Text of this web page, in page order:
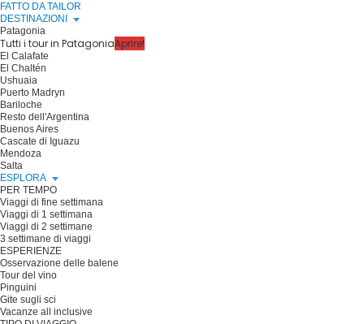
FATTO DA TAILOR
DESTINAZIONI
Patagonia
Tutti i tour in PatagoniaAprire!
El Calafate
El Chaltén
Ushuaia
Puerto Madryn
Bariloche
Resto dell'Argentina
Buenos Aires
Cascate di Iguazu
Mendoza
Salta
ESPLORA
PER TEMPO
Viaggi di fine settimana
Viaggi di 1 settimana
Viaggi di 2 settimane
3 settimane di viaggi
ESPERIENZE
Osservazione delle balene
Tour del vino
Pinguini
Gite sugli sci
Vacanze all inclusive